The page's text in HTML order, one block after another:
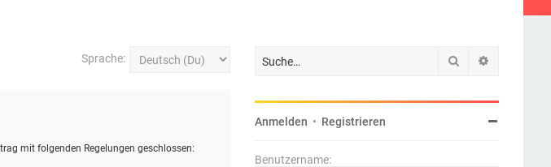
Sprache:
mit folgenden Regelungen geschlossen:
Suche
Anmelden • Registrieren
Benutzername: